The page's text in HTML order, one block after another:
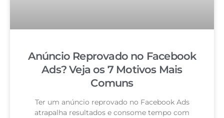
Anúncio Reprovado no Facebook
Ads? Veja os 7 Motivos Mais
Comuns
Ter um anúncio reprovado no Facebook Ads
atrapalha resultados e consome tempo com